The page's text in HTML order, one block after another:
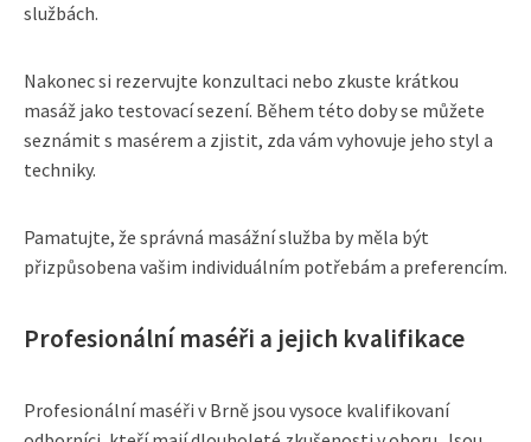
službách.
Nakonec si rezervujte konzultaci nebo zkuste krátkou
masáž jako testovací sezení. Během této doby se můžete
seznámit s masérem a zjistit, zda vám vyhovuje jeho styl a
techniky.
Pamatujte, že správná masážní služba by měla být
přizpůsobena vašim individuálním potřebám a preferencím.
Profesionální maséři a jejich kvalifikace
Profesionální maséři v Brně jsou vysoce kvalifikovaní